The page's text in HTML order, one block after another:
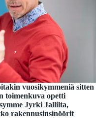
vuosikymmeniä sitten
toimenkuva opetti
Jyrki Jallilta,
rakennusinsinöörit